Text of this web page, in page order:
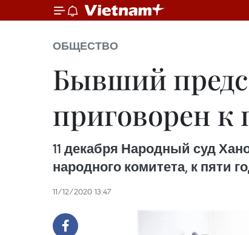
ОБЩЕСТВО
Бывший
приговорен к
11 декабря Народный суд
народного комитета, к пяти
11/12/2020 13:47